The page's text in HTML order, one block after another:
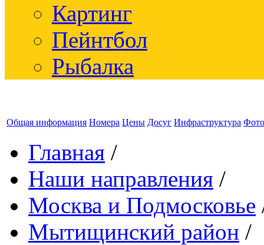
Картинг
Пейнтбол
Рыбалка
Общая информация Номера Цены Досуг Инфраструктура Фото
Главная /
Наши направления /
Москва и Подмосковье
Мытищинский район /